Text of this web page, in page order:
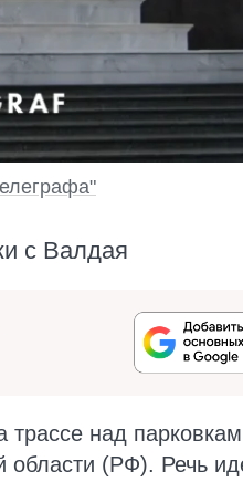
с Валдая
трассе над
области (РФ). Речь